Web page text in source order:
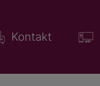
Kontakt